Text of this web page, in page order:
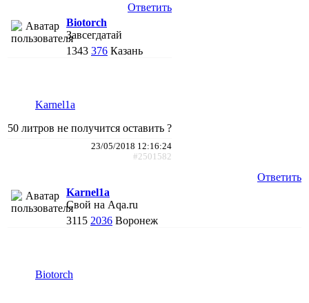
Ответить
Biotorch
Завсегдатай
1343 376 Казань
Karnel1a
50 литров не получится оставить ?
23/05/2018 12:16:24
#2501582
Ответить
Karnel1a
Свой на Aqa.ru
3115 2036 Воронеж
Biotorch